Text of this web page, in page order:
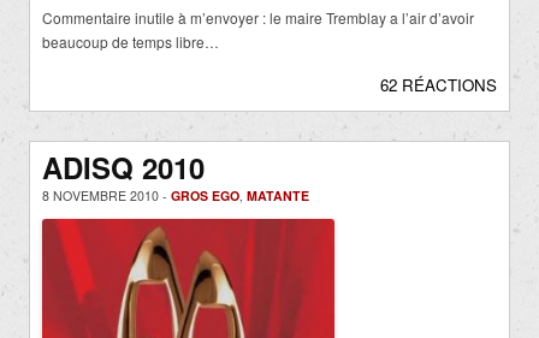
Commentaire inutile à m’envoyer : le maire Tremblay a l’air d’avoir
beaucoup de temps libre…
62 RÉACTIONS
ADISQ 2010
8 NOVEMBRE 2010 - GROS EGO, MATANTE